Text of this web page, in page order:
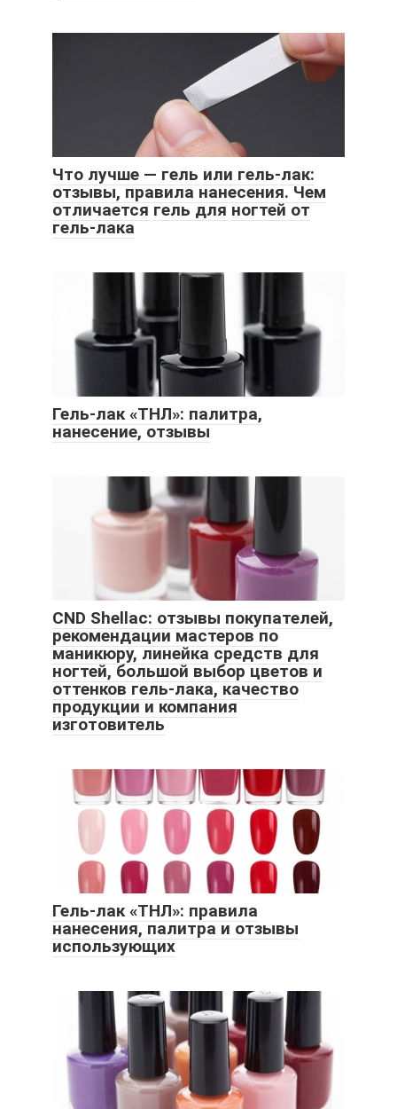
Что лучше — гель или гель-лак:
отзывы, правила нанесения. Чем
отличается гель для ногтей от
гель-лака
Гель-лак «ТНЛ»: палитра,
нанесение, отзывы
CND Shellac: отзывы покупателей,
рекомендации мастеров по
маникюру, линейка средств для
ногтей, большой выбор цветов и
оттенков гель-лака, качество
продукции и компания
изготовитель
Гель-лак «ТНЛ»: правила
нанесения, палитра и отзывы
использующих